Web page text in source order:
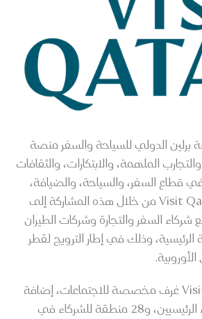
الدولي للسياحة والسفر منصة
الملهمة، والابتكارات، والثقافات
قطاع السفر، والسياحة، والضيافة،
والتجارة. وتهدف Visit Qatar من خلال هذه المشاركة إلى
السفر والتجارة وشركات الطيران
وذلك في إطار الترويج لقطر
ويضم جناح Visit Qatar غرف مخصصة للاجتماعات، إضافة
إلى 3 مناطق للشركاء الرئيسيين، و28 منطقة للشركاء في